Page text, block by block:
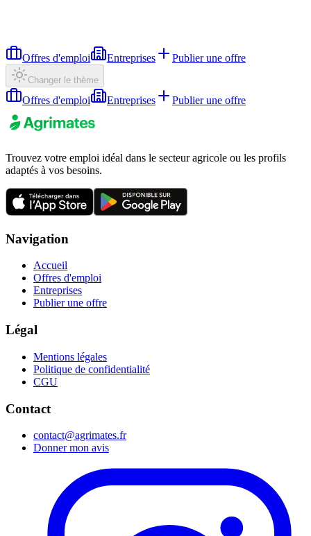
Offres d'emploi Entreprises Publier une offre
Changer le thème
Offres d'emploi Entreprises Publier une offre
Trouvez votre emploi idéal dans le secteur agricole ou les profils
adaptés à vos besoins.
Navigation
Accueil
Offres d'emploi
Entreprises
Publier une offre
Légal
Mentions légales
Politique de confidentialité
CGU
Contact
contact@agrimates.fr
Donner mon avis